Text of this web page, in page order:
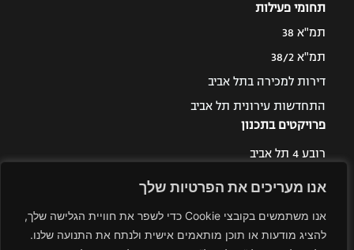
אנו מעריכים את הפרטיות שלך
אנו משתמשים בקובצי Cookie כדי לשפר את חוויית הגלישה שלך,
להציג מודעות או תוכן מותאמים אישית ולנתח את התנועה שלנו.
תחומי פעילות
תמ"א 38
תמ"א 38/2
דירות למכירה בתל אביב
התחדשות עירונית תל אביב
פרויקטים בתכנון
רובע 4 תל אביב
רובע 3 תל אביב